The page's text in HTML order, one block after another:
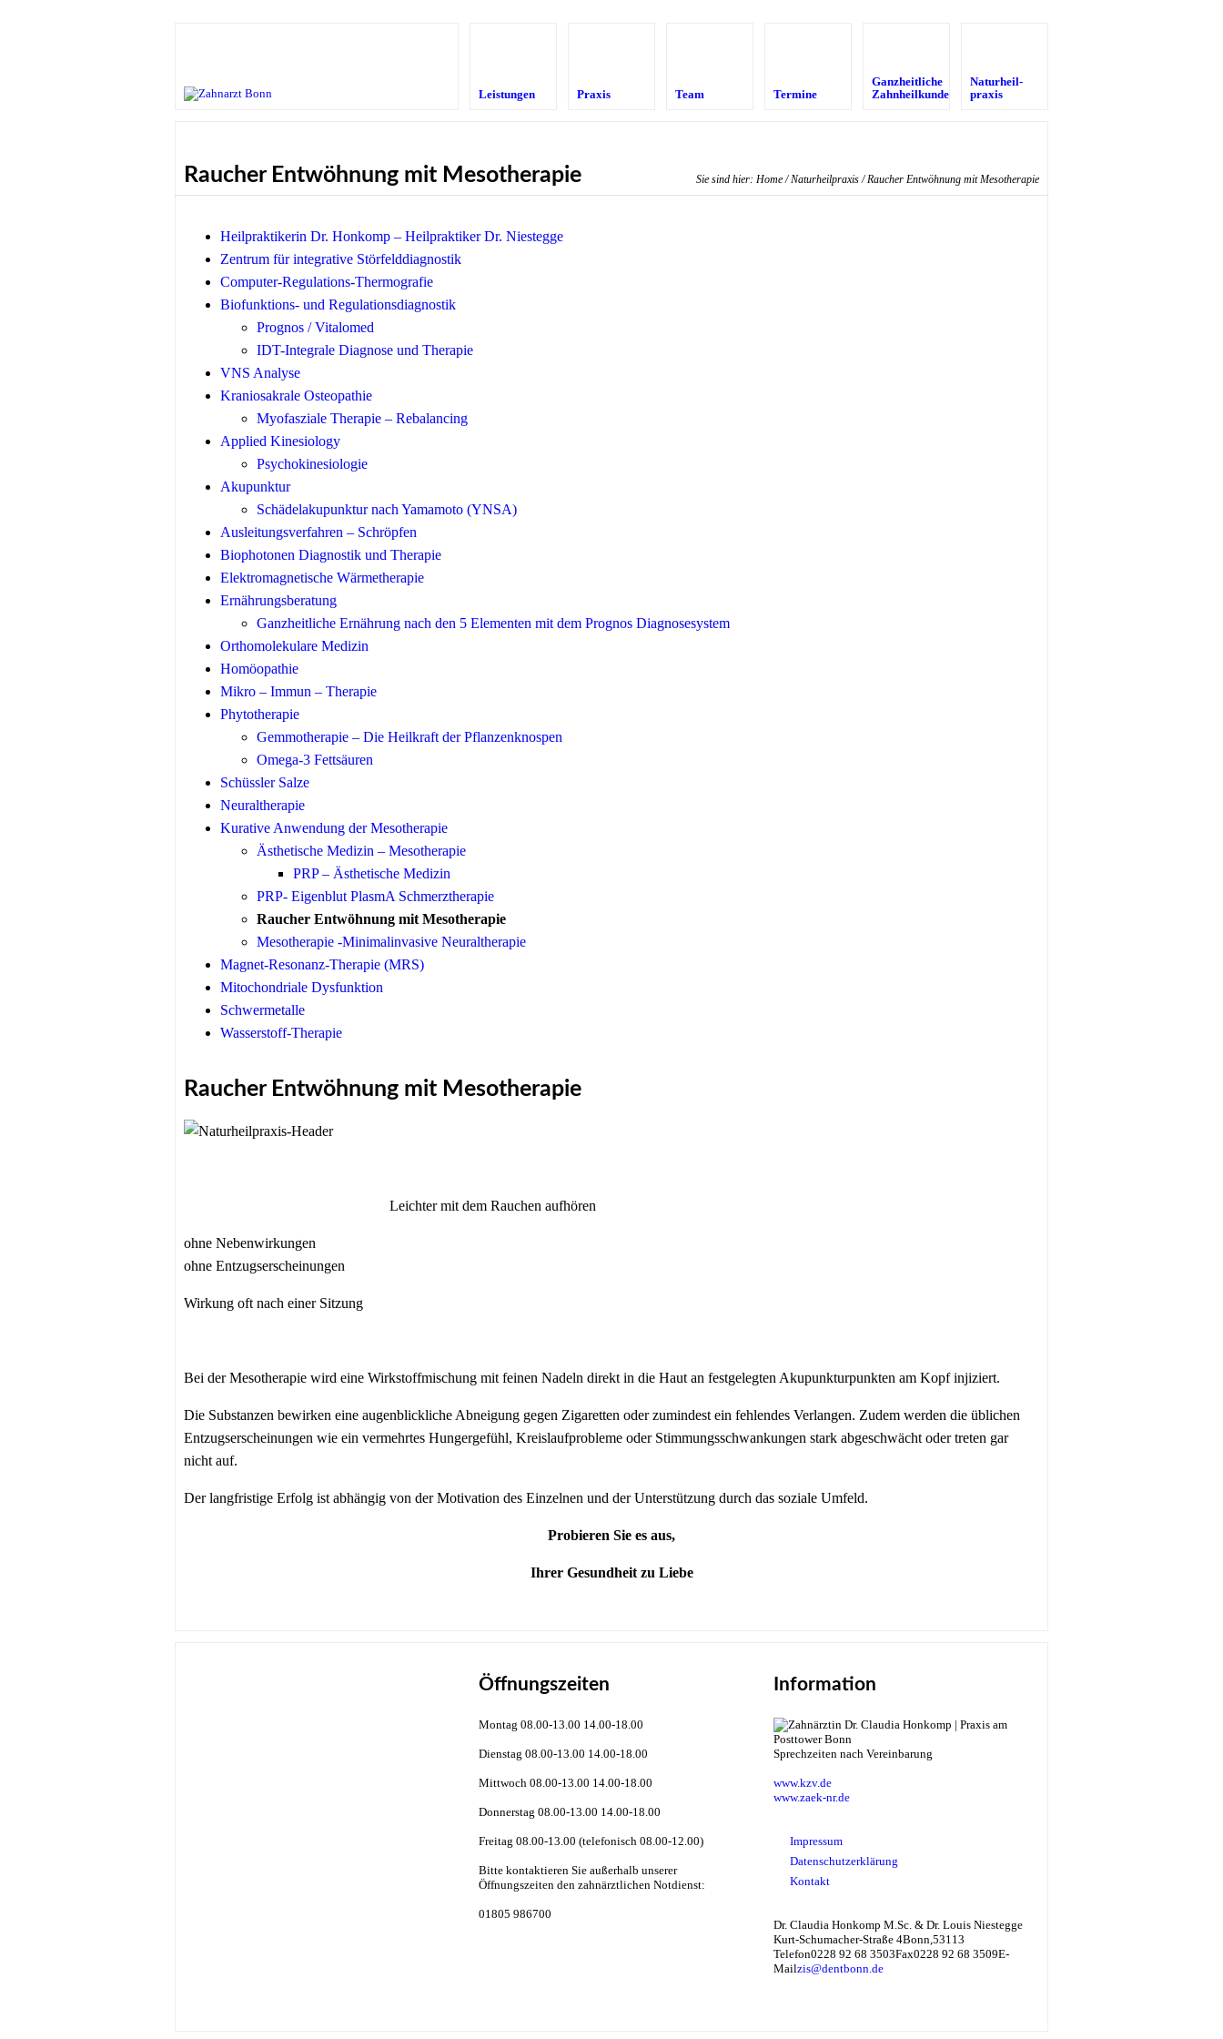
Leistungen Praxis Team Termine
Ganzheitliche
Zahnheilkunde
Naturheil­
praxis
Raucher Entwöhnung mit Mesotherapie Sie sind hier: Home/Naturheilpraxis/ Raucher Entwöhnung mit Mesotherapie
Heilpraktikerin Dr. Honkomp – Heilpraktiker Dr. Niestegge
Zentrum für integrative Störfelddiagnostik
Computer-Regulations-Thermografie
Biofunktions- und Regulationsdiagnostik
Prognos / Vitalomed
IDT-Integrale Diagnose und Therapie
VNS Analyse
Kraniosakrale Osteopathie
Myofasziale Therapie – Rebalancing
Applied Kinesiology
Psychokinesiologie
Akupunktur
Schädelakupunktur nach Yamamoto (YNSA)
Ausleitungsverfahren – Schröpfen
Biophotonen Diagnostik und Therapie
Elektromagnetische Wärmetherapie
Ernährungsberatung
Ganzheitliche Ernährung nach den 5 Elementen mit dem Prognos Diagnosesystem
Orthomolekulare Medizin
Homöopathie
Mikro – Immun – Therapie
Phytotherapie
Gemmotherapie – Die Heilkraft der Pflanzenknospen
Omega-3 Fettsäuren
Schüssler Salze
Neuraltherapie
Kurative Anwendung der Mesotherapie
Ästhetische Medizin – Mesotherapie
PRP – Ästhetische Medizin
PRP- Eigenblut PlasmA Schmerztherapie
Raucher Entwöhnung mit Mesotherapie
Mesotherapie -Minimalinvasive Neuraltherapie
Magnet-Resonanz-Therapie (MRS)
Mitochondriale Dysfunktion
Schwermetalle
Wasserstoff-Therapie
Raucher Entwöhnung mit Mesotherapie
Leichter mit dem Rauchen aufhören
ohne Nebenwirkungen
ohne Entzugserscheinungen
Wirkung oft nach einer Sitzung
Bei der Mesotherapie wird eine Wirkstoffmischung mit feinen Nadeln direkt in die Haut an festgelegten Akupunkturpunkten am Kopf injiziert.
Die Substanzen bewirken eine augenblickliche Abneigung gegen Zigaretten oder zumindest ein fehlendes Verlangen. Zudem werden die üblichen
Entzugserscheinungen wie ein vermehrtes Hungergefühl, Kreislaufprobleme oder Stimmungsschwankungen stark abgeschwächt oder treten gar
nicht auf.
Der langfristige Erfolg ist abhängig von der Motivation des Einzelnen und der Unterstützung durch das soziale Umfeld.
Probieren Sie es aus,
Ihrer Gesundheit zu Liebe
Öffnungszeiten
Montag 08.00-13.00 14.00-18.00
Dienstag 08.00-13.00 14.00-18.00
Mittwoch 08.00-13.00 14.00-18.00
Donnerstag 08.00-13.00 14.00-18.00
Freitag 08.00-13.00 (telefonisch 08.00-12.00)
Bitte kontaktieren Sie außerhalb unserer
Öffnungszeiten den zahnärztlichen Notdienst:
01805 986700
Information
Sprechzeiten nach Vereinbarung
www.kzv.de
www.zaek-nr.de
Impressum
Datenschutzerklärung
Kontakt
Dr. Claudia Honkomp M.Sc. & Dr. Louis Niestegge
Kurt-Schumacher-Straße 4Bonn,53113
Telefon0228 92 68 3503Fax0228 92 68 3509E-
Mailzis@dentbonn.de